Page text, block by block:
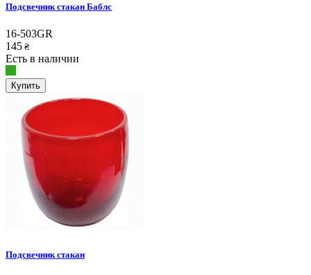
Подсвечник стакан Баблс
16-503GR
145 ₴
Есть в наличии
Купить
Подсвечник стакан